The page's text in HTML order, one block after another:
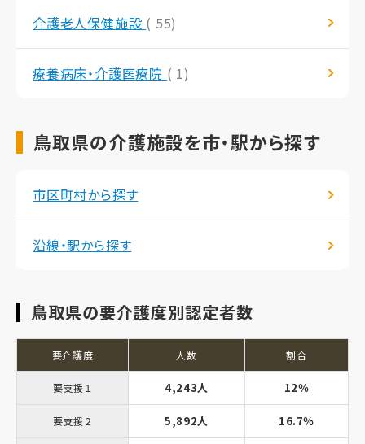
介護老人保健施設 ( 55)
療養病床・介護医療院 ( 1)
鳥取県の介護施設を市・駅から探す
市区町村から探す
沿線・駅から探す
鳥取県の要介護度別認定者数
要介護度 人数 割合
要支援１ 4,243人 12％
要支援２ 5,892人 16.7％